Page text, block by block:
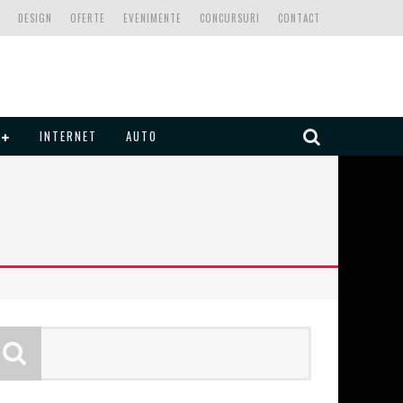
CONTACT
CONCURSURI
EVENIMENTE
OFERTE
DESIGN
INTERNET AUTO